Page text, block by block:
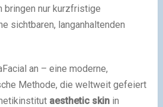
bringen nur kurzfristige
sichtbaren, langanhaltenden
an – eine moderne,
Methode, die weltweit gefeiert
aesthetic skinin